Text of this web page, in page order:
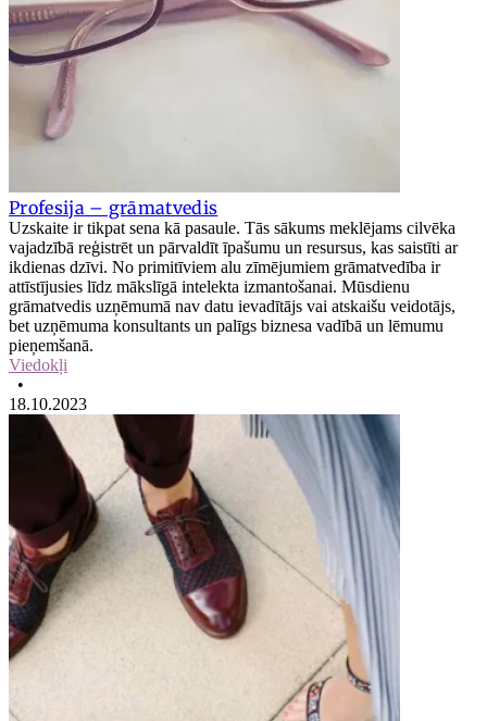
Profesija – grāmatvedis
Uzskaite ir tikpat sena kā pasaule. Tās sākums meklējams cilvēka
vajadzībā reģistrēt un pārvaldīt īpašumu un resursus, kas saistīti ar
ikdienas dzīvi. No primitīviem alu zīmējumiem grāmatvedība ir
attīstījusies līdz mākslīgā intelekta izmantošanai. Mūsdienu
grāmatvedis uzņēmumā nav datu ievadītājs vai atskaišu veidotājs,
bet uzņēmuma konsultants un palīgs biznesa vadībā un lēmumu
pieņemšanā.
Viedokļi
•
18.10.2023